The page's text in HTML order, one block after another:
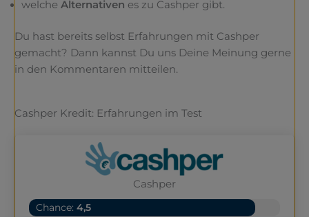
welche Alternativen es zu Cashper gibt.
Du hast bereits selbst Erfahrungen mit Cashper
gemacht? Dann kannst Du uns Deine Meinung gerne
in den Kommentaren mitteilen.
Cashper Kredit: Erfahrungen im Test
Cashper
Chance: 4,5